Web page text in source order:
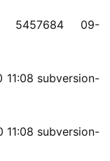
09-
11:08 subversion-
11:08 subversion-